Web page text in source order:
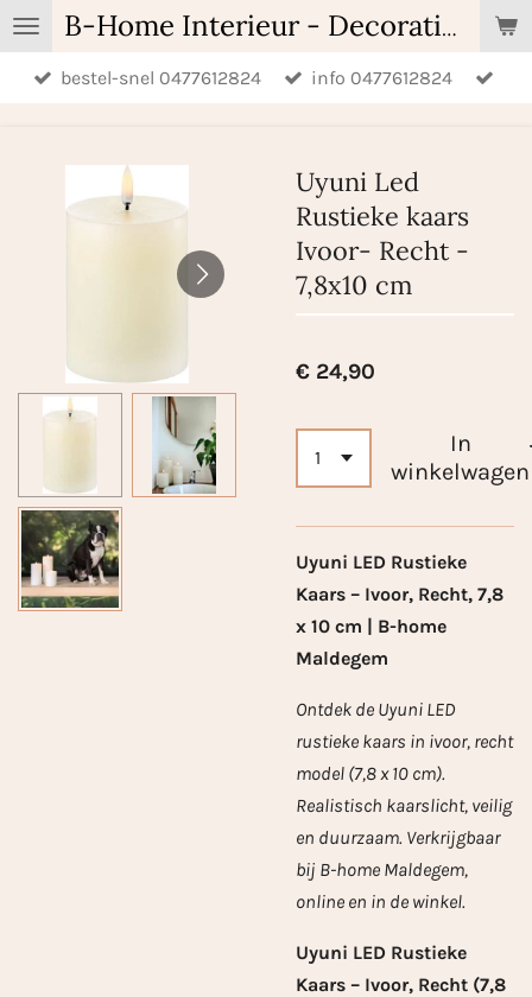
Ga
direct
naar
B-Home Interieur - Decoratie & Geschenken - Geurartikelen
bestel-snel 0477612824 info 0477612824
Uyuni Led
Rustieke kaars
Ivoor- Recht -
7,8x10 cm
€ 24,90
In
winkelwagen
Uyuni LED Rustieke
Kaars – Ivoor, Recht, 7,8
x 10 cm | B-home
Maldegem
Ontdek de Uyuni LED
rustieke kaars in ivoor, recht
model (7,8 x 10 cm).
Realistisch kaarslicht, veilig
en duurzaam. Verkrijgbaar
bij B-home Maldegem,
online en in de winkel.
Uyuni LED Rustieke
Kaars – Ivoor, Recht (7,8